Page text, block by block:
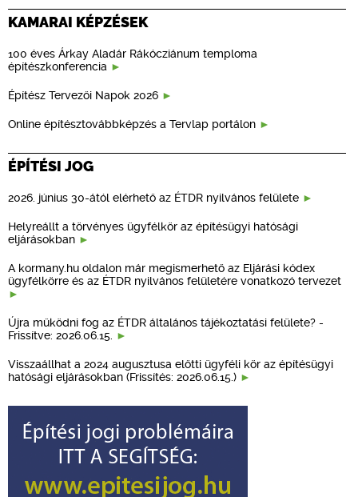
KAMARAI KÉPZÉSEK
100 éves Árkay Aladár Rákócziánum temploma
építészkonferencia
Építész Tervezői Napok 2026
Online építésztovábbképzés a Tervlap portálon
ÉPÍTÉSI JOG
2026. június 30-ától elérhető az ÉTDR nyilvános felülete
Helyreállt a törvényes ügyfélkör az építésügyi hatósági
eljárásokban
A kormany.hu oldalon már megismerhető az Eljárási kódex
ügyfélkörre és az ÉTDR nyilvános felületére vonatkozó tervezet
Újra működni fog az ÉTDR általános tájékoztatási felülete? -
Frissítve: 2026.06.15.
Visszaállhat a 2024 augusztusa előtti ügyféli kör az építésügyi
hatósági eljárásokban (Frissítés: 2026.06.15.)